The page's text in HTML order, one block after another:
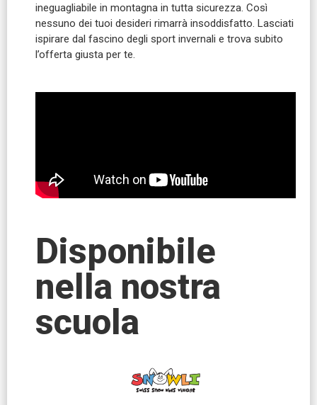
ineguagliabile in montagna in tutta sicurezza. Così
nessuno dei tuoi desideri rimarrà insoddisfatto. Lasciati
ispirare dal fascino degli sport invernali e trova subito
l’offerta giusta per te.
Disponibile
nella nostra
scuola